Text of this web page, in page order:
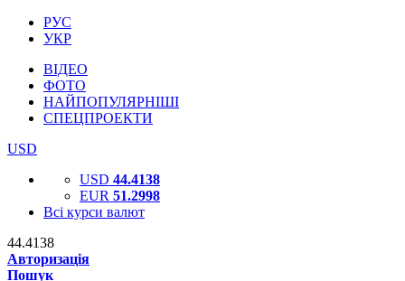
РУС
УКР
ВІДЕО
ФОТО
НАЙПОПУЛЯРНІШІ
СПЕЦПРОЕКТИ
USD
USD 44.4138
EUR 51.2998
Всі курси валют
44.4138
Авторизація
Пошук